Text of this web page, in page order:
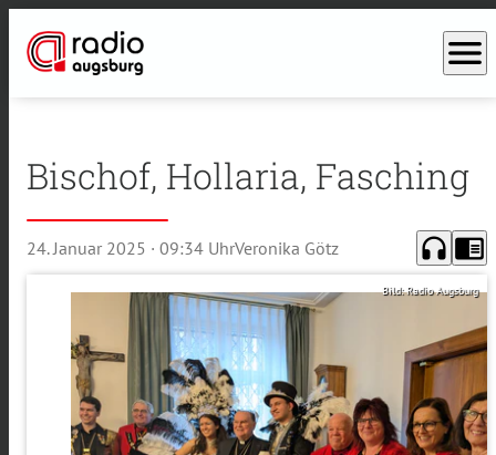
menu
Bischof, Hollaria, Fasching
24. Januar 2025 · 09:34 UhrVeronika Götz headphones chrome_reader_mode
Bild: Radio Augsburg